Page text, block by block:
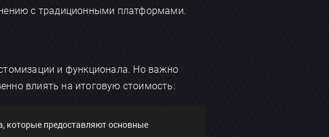
с традиционными платформами.
и функционала. Но важно
влиять на итоговую стоимость:
которые предоставляют основные